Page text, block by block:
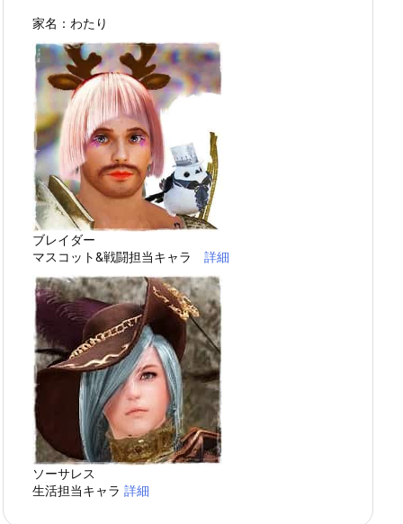
家名：わたり
ブレイダー
マスコット&戦闘担当キャラ 詳細
ソーサレス
生活担当キャラ 詳細